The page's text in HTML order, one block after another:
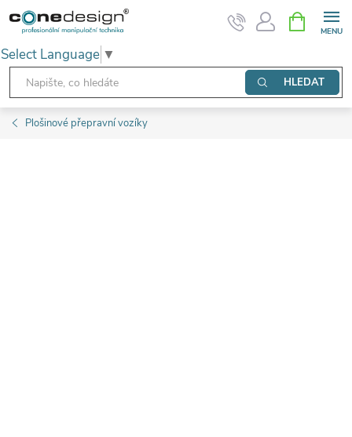
Přejít
obsah
Select Language ▼
HLEDAT
NÁKUPNÍ
KOŠÍK
Plošinové přepravní vozíky